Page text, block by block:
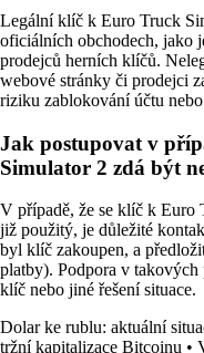
Legální klíč k Euro Truck
oficiálních obchodech, jako
prodejců herních klíčů.
webové stránky či prodejci
riziku zablokování účtu
Jak postupovat v
Simulator 2 zdá být
V případě, že se klíč k Euro
již použitý, je důležité
byl klíč zakoupen, a
platby). Podpora v
klíč nebo jiné řešení situace.
Dolar ke rublu: aktuální
tržní kapitalizace Bitcoinu •